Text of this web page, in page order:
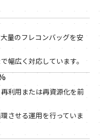
量のフレコンバッグを安
幅広く対応しています。
利用または再資源化を前
させる運用を行っていま